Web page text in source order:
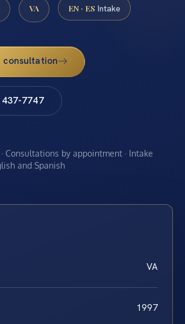
VA EN · ES Intake
consultation
7747
Consultations by appointment · Intake
and Spanish
VA
1997